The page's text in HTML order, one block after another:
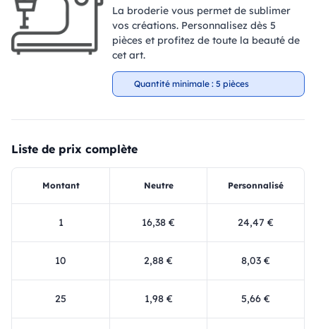
La broderie vous permet de sublimer
vos créations. Personnalisez dès 5
pièces et profitez de toute la beauté de
cet art.
Quantité minimale : 5 pièces
Liste de prix complète
Montant Neutre Personnalisé
1 16,38 € 24,47 €
10 2,88 € 8,03 €
25 1,98 € 5,66 €